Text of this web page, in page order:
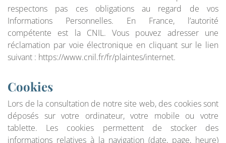
respectons pas ces obligations au regard de vos
Informations Personnelles. En France, l’autorité
compétente est la CNIL. Vous pouvez adresser une
réclamation par voie électronique en cliquant sur le lien
suivant : https://www.cnil.fr/fr/plaintes/internet.
Cookies
Lors de la consultation de notre site web, des cookies sont
déposés sur votre ordinateur, votre mobile ou votre
tablette. Les cookies permettent de stocker des
informations relatives à la navigation (date, page, heure)